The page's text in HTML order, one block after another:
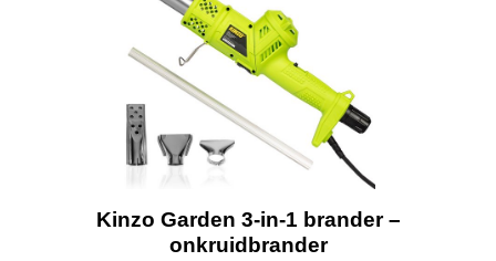
Kinzo Garden 3-in-1 brander –
onkruidbrander